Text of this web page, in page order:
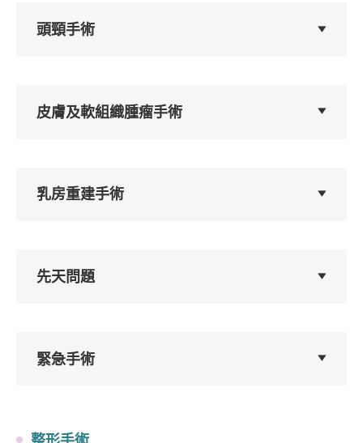
頭頸手術
皮膚及軟組織腫瘤手術
乳房重建手術
先天問題
緊急手術